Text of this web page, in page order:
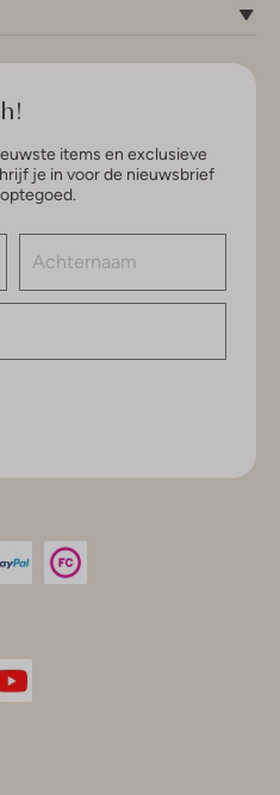
items en exclusieve
je in voor de nieuwsbrief